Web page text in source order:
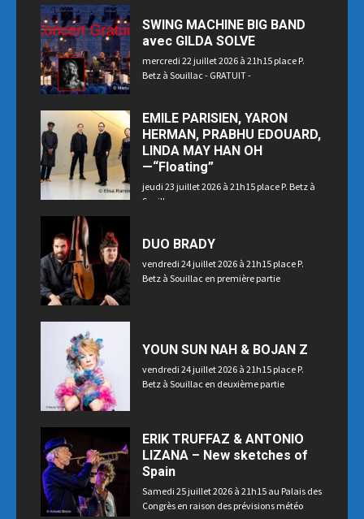
SWING MACHINE BIG BAND
avec GILDA SOLVE
mercredi 22 juillet 2026 à 21h15 place P.
Betz à Souillac - GRATUIT -
EMILE PARISIEN, YARON
HERMAN, PRABHU EDOUARD,
LINDA MAY HAN OH
—“Floating”
jeudi 23 juillet 2026 à 21h15 place P. Betz à
Souillac
DUO BRADY
vendredi 24 juillet 2026 à 21h15 place P.
Betz à Souillac en première partie
YOUN SUN NAH & BOJAN Z
vendredi 24 juillet 2026 à 21h15 place P.
Betz à Souillac en deuxième partie
ERIK TRUFFAZ & ANTONIO
LIZANA – New sketches of
Spain
Samedi 25 juillet 2026 à 21h15 au Palais des
Congrès en raison des prévisions météo